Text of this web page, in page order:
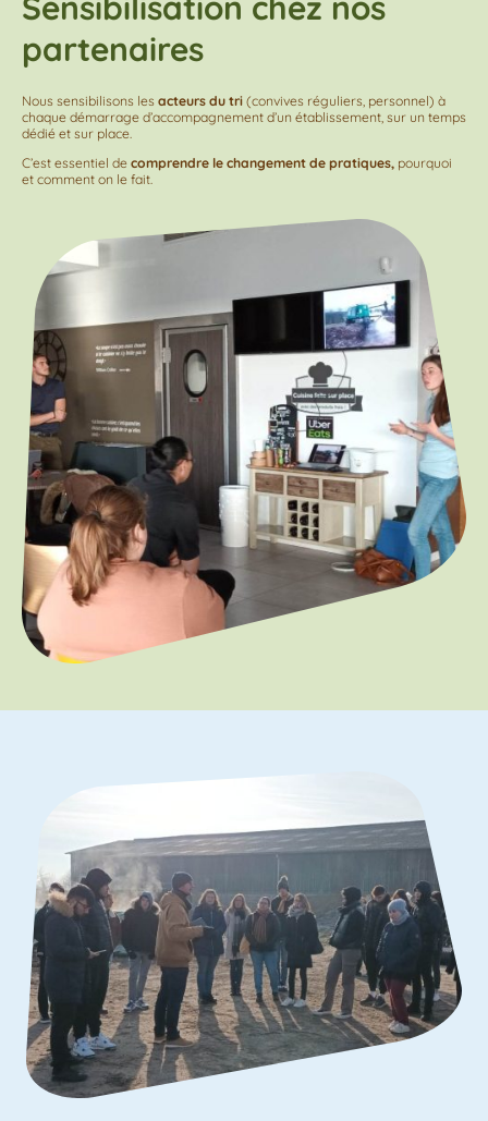
partenaires
Nous sensibilisons les acteurs du tri (convives réguliers, personnel) à
chaque démarrage d’accompagnement d’un établissement, sur un temps
dédié et sur place.
C’est essentiel de comprendre le changement de pratiques, pourquoi
et comment on le fait.